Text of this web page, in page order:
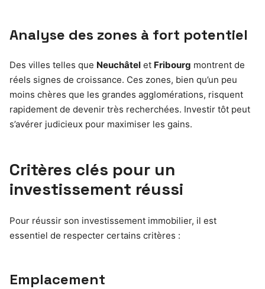
Analyse des zones à fort potentiel
Des villes telles que Neuchâtel et Fribourg montrent de
réels signes de croissance. Ces zones, bien qu’un peu
moins chères que les grandes agglomérations, risquent
rapidement de devenir très recherchées. Investir tôt peut
s’avérer judicieux pour maximiser les gains.
Critères clés pour un
investissement réussi
Pour réussir son investissement immobilier, il est
essentiel de respecter certains critères :
Emplacement